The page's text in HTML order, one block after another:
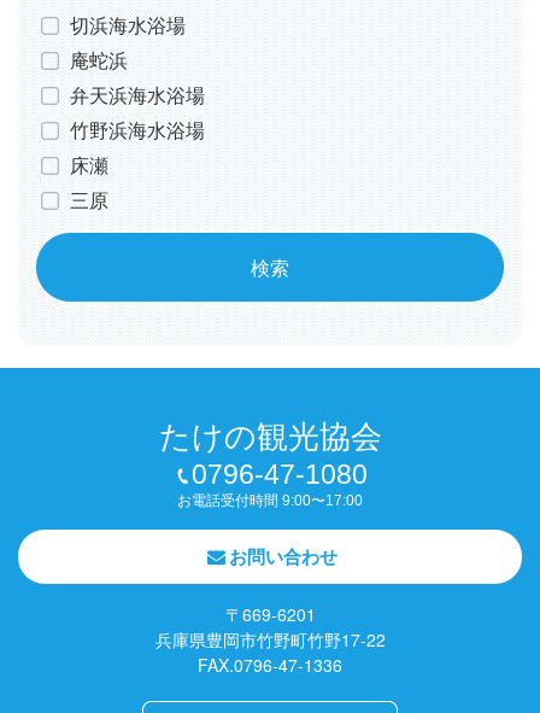
切浜海水浴場
庵蛇浜
弁天浜海水浴場
竹野浜海水浴場
床瀬
三原
たけの観光協会
0796-47-1080
お電話受付時間 9:00〜17:00
お問い合わせ
〒669-6201
兵庫県豊岡市竹野町竹野17-22
FAX.0796-47-1336